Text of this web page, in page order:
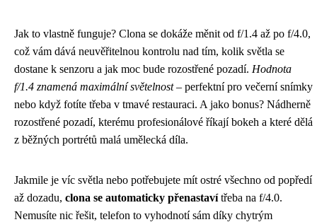
Jak to vlastně funguje? Clona se dokáže měnit od f/1.4 až po f/4.0,
což vám dává neuvěřitelnou kontrolu nad tím, kolik světla se
dostane k senzoru a jak moc bude rozostřené pozadí. Hodnota
f/1.4 znamená maximální světelnost– perfektní pro večerní snímky
nebo když fotíte třeba v tmavé restauraci. A jako bonus? Nádherně
rozostřené pozadí, kterému profesionálové říkají bokeh a které dělá
z běžných portrétů malá umělecká díla.
Jakmile je víc světla nebo potřebujete mít ostré všechno od popředí
až dozadu, clona se automaticky přenastavítřeba na f/4.0.
Nemusíte nic řešit, telefon to vyhodnotí sám díky chytrým